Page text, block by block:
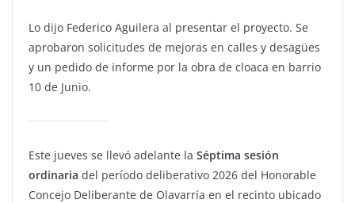
Lo dijo Federico Aguilera al presentar el proyecto. Se
aprobaron solicitudes de mejoras en calles y desagües
y un pedido de informe por la obra de cloaca en barrio
10 de Junio.
Este jueves se llevó adelante la Séptima sesión
ordinaria del período deliberativo 2026 del Honorable
Concejo Deliberante de Olavarría en el recinto ubicado